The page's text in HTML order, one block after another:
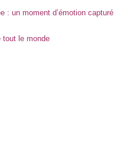
: un moment d’émotion capturé
tout le monde